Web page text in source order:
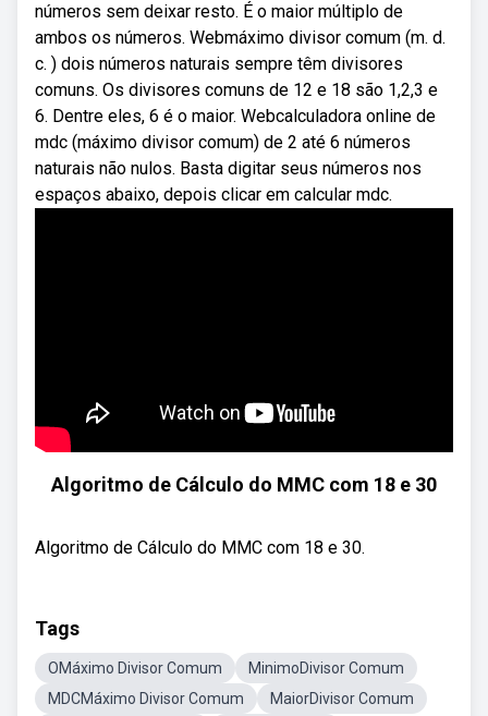
números sem deixar resto. É o maior múltiplo de
ambos os números. Webmáximo divisor comum (m. d.
c. ) dois números naturais sempre têm divisores
comuns. Os divisores comuns de 12 e 18 são 1,2,3 e
6. Dentre eles, 6 é o maior. Webcalculadora online de
mdc (máximo divisor comum) de 2 até 6 números
naturais não nulos. Basta digitar seus números nos
espaços abaixo, depois clicar em calcular mdc.
Algoritmo de Cálculo do MMC com 18 e 30
Algoritmo de Cálculo do MMC com 18 e 30.
Tags
OMáximo Divisor Comum
MinimoDivisor Comum
MDCMáximo Divisor Comum
MaiorDivisor Comum